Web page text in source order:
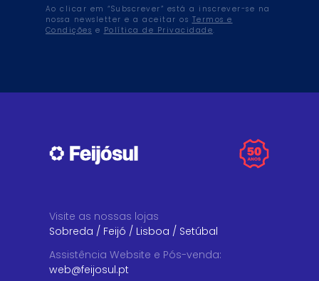
Ao clicar em “Subscrever” está a inscrever-se na
nossa newsletter e a aceitar os Termos e
Condições e Política de Privacidade.
Visite as nossas lojas
Sobreda / Feijó / Lisboa / Setúbal
Assistência Website e Pós-venda:
web@feijosul.pt